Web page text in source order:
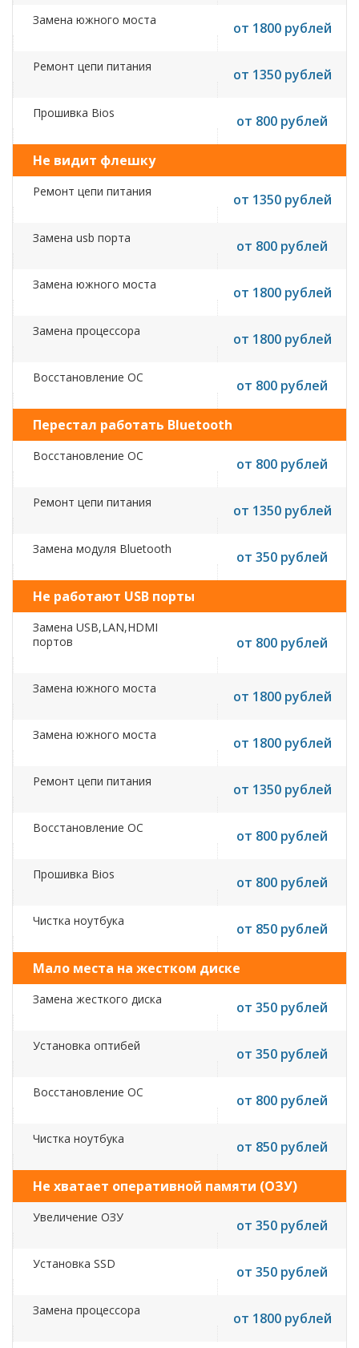
Замена южного моста от 1800 рублей
Ремонт цепи питания от 1350 рублей
Прошивка Bios от 800 рублей
Не видит флешку
Ремонт цепи питания от 1350 рублей
Замена usb порта от 800 рублей
Замена южного моста от 1800 рублей
Замена процессора от 1800 рублей
Восстановление ОС от 800 рублей
Перестал работать Bluetooth
Восстановление ОС от 800 рублей
Ремонт цепи питания от 1350 рублей
Замена модуля Bluetooth от 350 рублей
Не работают USB порты
Замена USB,LAN,HDMI
портов
от 800 рублей
Замена южного моста от 1800 рублей
Замена южного моста от 1800 рублей
Ремонт цепи питания от 1350 рублей
Восстановление ОС от 800 рублей
Прошивка Bios от 800 рублей
Чистка ноутбука от 850 рублей
Мало места на жестком диске
Замена жесткого диска от 350 рублей
Установка оптибей от 350 рублей
Восстановление ОС от 800 рублей
Чистка ноутбука от 850 рублей
Не хватает оперативной памяти (ОЗУ)
Увеличение ОЗУ от 350 рублей
Установка SSD от 350 рублей
Замена процессора от 1800 рублей